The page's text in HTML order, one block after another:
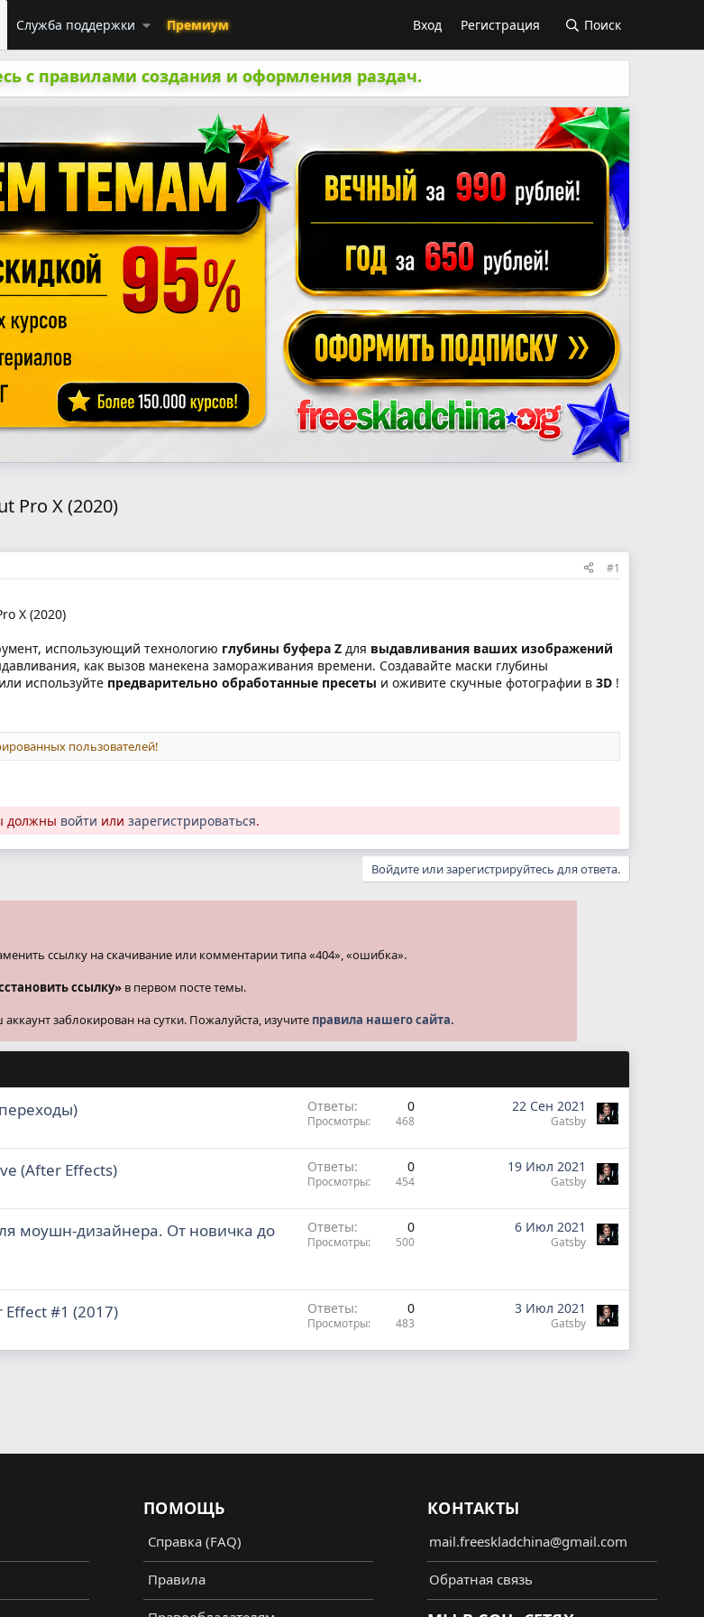
Служба поддержки Премиум Вход Регистрация Поиск
с правилами создания и оформления раздач.
Pro X (2020)
#1
X (2020)
использующий технологию глубины буфера Z для выдавливания ваших изображений
как вызов манекена замораживания времени. Создавайте маски глубины
используйте предварительно обработанные пресеты и оживите скучные фотографии в 3D !
пользователей!
должны войти или зарегистрироваться.
Войдите или зарегистрируйтесь для ответа.
ссылку на скачивание или комментарии типа «404», «ошибка».
ссылку» в первом посте темы.
заблокирован на сутки. Пожалуйста, изучите правила нашего сайта.
Ответы 0
Просмотры 468
22 Сен 2021
Gatsby
(After Effects) Ответы 0
Просмотры 454
19 Июл 2021
Gatsby
моушн-дизайнера. От новичка до
Ответы 0
Просмотры 500
6 Июл 2021
Gatsby
#1 (2017) Ответы 0
Просмотры 483
3 Июл 2021
Gatsby
ПОМОЩЬ
Справка (FAQ)
Правила
КОНТАКТЫ
mail.freeskladchina@gmail.com
Обратная связь